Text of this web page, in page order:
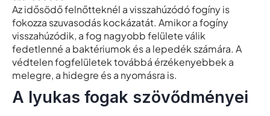
Az idősödő felnőtteknél a visszahúzódó fogíny is
fokozza szuvasodás kockázatát. Amikor a fogíny
visszahúzódik, a fog nagyobb felülete válik
fedetlenné a baktériumok és a lepedék számára. A
védtelen fogfelületek továbbá érzékenyebbek a
melegre, a hidegre és a nyomásra is.
A lyukas fogak szövődményei